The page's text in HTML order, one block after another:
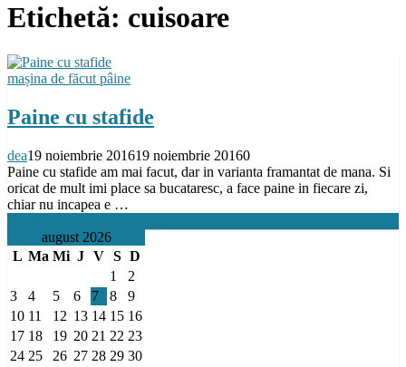
Etichetă: cuisoare
mașina de făcut pâine
Paine cu stafide
dea19 noiembrie 201619 noiembrie 20160
Paine cu stafide am mai facut, dar in varianta framantat de mana. Si
oricat de mult imi place sa bucataresc, a face paine in fiecare zi,
chiar nu incapea e …
august 2026
L Ma Mi J V S D
1
2
3
4 5 6 7 8
9
10 11 12 13 14 15 16
17 18 19 20 21 22 23
24 25 26 27 28 29 30